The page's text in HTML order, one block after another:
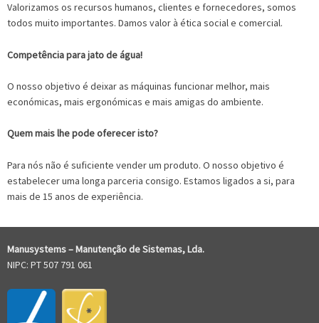
Valorizamos os recursos humanos, clientes e fornecedores, somos
todos muito importantes. Damos valor à ética social e comercial.
Competência para jato de água!
O nosso objetivo é deixar as máquinas funcionar melhor, mais
económicas, mais ergonómicas e mais amigas do ambiente.
Quem mais lhe pode oferecer isto?
Para nós não é suficiente vender um produto. O nosso objetivo é
estabelecer uma longa parceria consigo. Estamos ligados a si, para
mais de 15 anos de experiência.
Manusystems –Manutenção de Sistemas, Lda.
NIPC: PT 507 791 061